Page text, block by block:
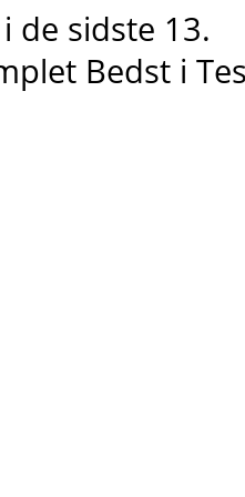
de sidste 13.
Bedst i T